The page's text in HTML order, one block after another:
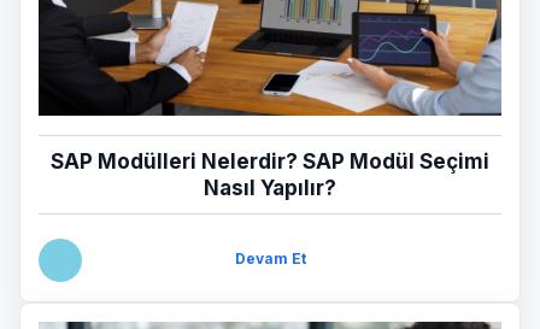
SAP Modülleri Nelerdir? SAP Modül Seçimi
Nasıl Yapılır?
Devam Et